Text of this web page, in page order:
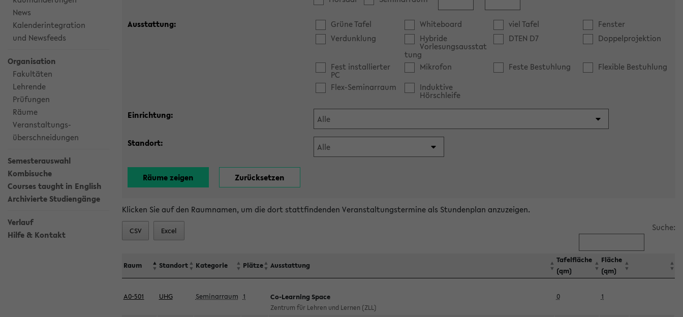
News
Kalenderintegration
und Newsfeeds
Organisation
Fakultäten
Lehrende
Prüfungen
Räume
Veranstaltungs-
überschneidungen
Semesterauswahl
Kombisuche
Courses taught in English
Archivierte Studiengänge
Verlauf
Hilfe & Kontakt
Ausstattung: Grüne Tafel Whiteboard viel Tafel
Fenster
Verdunklung
Hybride
Vorlesungsausstat
tung
DTEN D7 Doppelprojektion
Fest installierter
PC
Mikrofon Feste Bestuhlung
Flexible Bestuhlung
Flex-Seminarraum
Induktive
Hörschleife
Einrichtung:
Standort:
Klicken Sie auf den Raumnamen, um die dort stattfindenden Veranstaltungstermine als Stundenplan anzuzeigen.
CSV Excel Suche:
Raum Standort Kategorie Plätze Ausstattung
Tafelfläche
(qm)
Fläche
(qm)
A0-501 UHG Seminarraum 1 Co-Learning Space
Zentrum für Lehren und Lernen (ZLL)
0 1